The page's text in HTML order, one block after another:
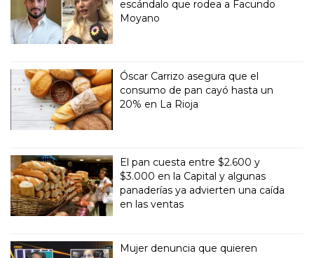
escándalo que rodea a Facundo
Moyano
Óscar Carrizo asegura que el
consumo de pan cayó hasta un
20% en La Rioja
El pan cuesta entre $2.600 y
$3.000 en la Capital y algunas
panaderías ya advierten una caída
en las ventas
Mujer denuncia que quieren